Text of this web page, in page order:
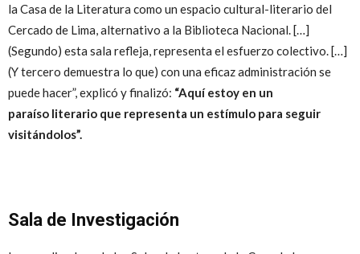
la Casa de la Literatura como un espacio cultural-literario del
Cercado de Lima, alternativo a la Biblioteca Nacional. […]
(Segundo) esta sala refleja, representa el esfuerzo colectivo. […]
(Y tercero demuestra lo que) con una eficaz administración se
puede hacer”, explicó y finalizó: “Aquí estoy en un
paraíso literario que representa un estímulo para seguir
visitándolos”.
Sala de Investigación